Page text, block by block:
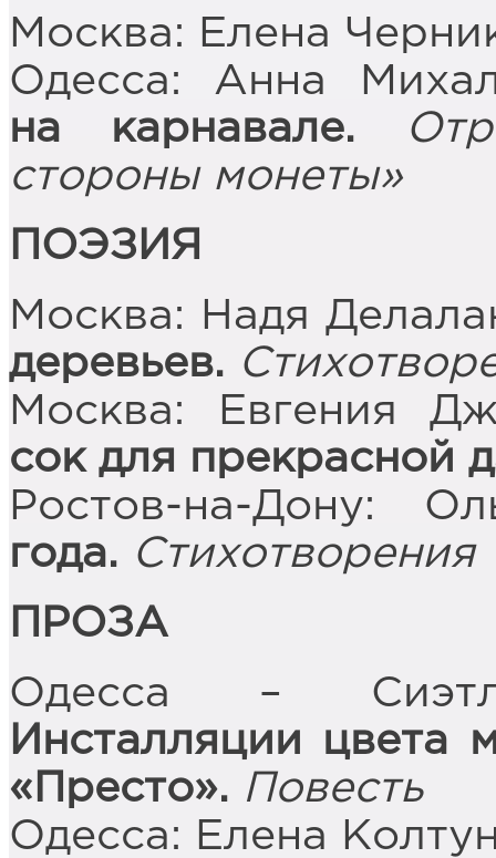
Москва: Елена
Одесса: Анна
на карнавале.
стороны монеты»
ПОЭЗИЯ
Москва: Надя
деревьев.
Москва: Евгения
сок для прекрасной
Ростов-на-Дону:
года. Стихотворения
ПРОЗА
Одесса –
Инсталляции цвета
«Престо». Повесть
Одесса: Елена